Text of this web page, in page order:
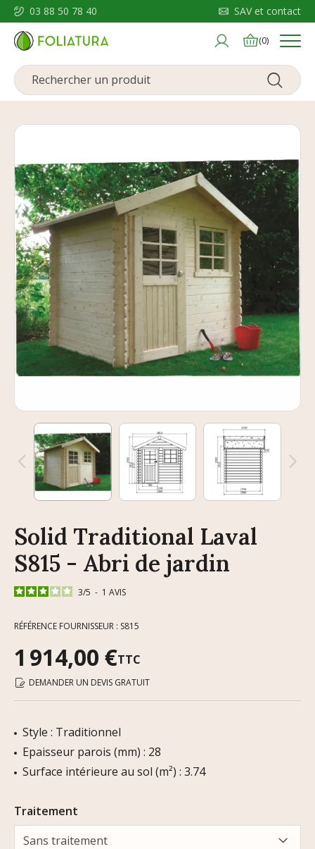
03 88 50 78 40 SAV et contact
(0) Menu
Solid Traditional Laval
S815 - Abri de jardin
3/5 - 1 AVIS
RÉFÉRENCE FOURNISSEUR : S815
1 914,00 €TTC
DEMANDER UN DEVIS GRATUIT
Style : Traditionnel
Epaisseur parois (mm) : 28
Surface intérieure au sol (m²) : 3.74
Traitement
Sans traitement